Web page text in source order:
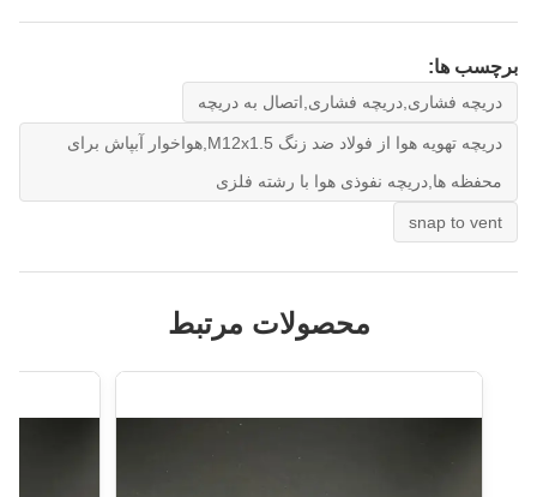
برچسب ها:
دریچه فشاری,دریچه فشاری,اتصال به دریچه
دریچه تهویه هوا از فولاد ضد زنگ M12x1.5,هواخوار آبپاش برای
محفظه ها,دریچه نفوذی هوا با رشته فلزی
snap to vent
محصولات مرتبط